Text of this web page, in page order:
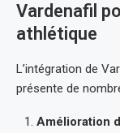
Vardenafil
athlétique
L’intégration de
présente de
Amélioration